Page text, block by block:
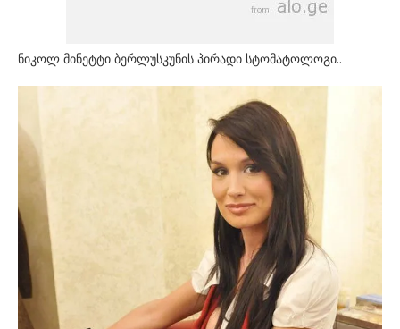
ნიკოლ მინეტტი ბერლუსკუნის პირადი სტომატოლოგი..